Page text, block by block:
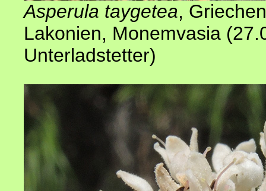
Asperula taygetea,
Lakonien, Monemvasia
Unterladstetter)